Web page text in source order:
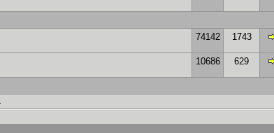
74142 1743
10686 629